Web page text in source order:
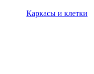
Каркасы и клетки